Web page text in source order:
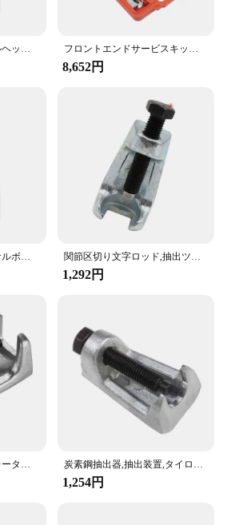
ユニバーサルカーボールヘッドパルラー,スチール素材,タイロッドエンド,ジョイントセパレーター,ボールヘッドエクストラクターツールの取り外し,1個 フロントエンドサービスキット、タイロッド、ボールジョイントリムーバー、トラック、車、車両の修理用セパレーター、5個
8,652円
1,292円
1,254円